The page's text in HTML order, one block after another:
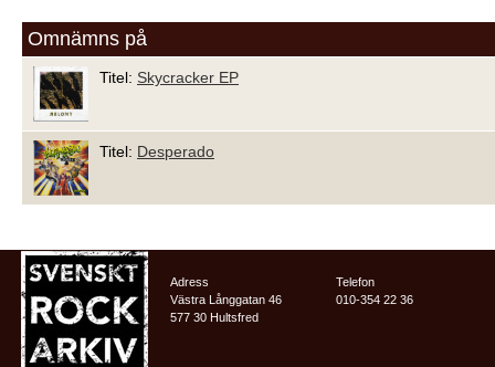
Omnämns på
Titel: Skycracker EP
Titel: Desperado
Adress
Västra Långgatan 46
577 30 Hultsfred
Telefon
010-354 22 36